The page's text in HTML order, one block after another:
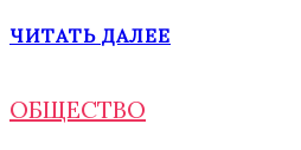
ЧИТАТЬ ДАЛЕЕ
ОБЩЕСТВО